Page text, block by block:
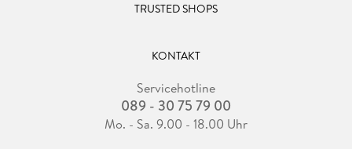
TRUSTED SHOPS
KONTAKT
Servicehotline
089 - 30 75 79 00
Mo. - Sa. 9.00 - 18.00 Uhr